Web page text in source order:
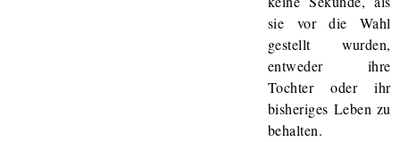
sie vor die Wahl
gestellt wurden,
entweder ihre
Tochter oder ihr
bisheriges Leben zu
behalten.